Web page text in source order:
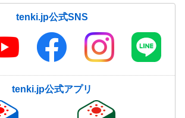
tenki.jp公式SNS
tenki.jp公式アプリ